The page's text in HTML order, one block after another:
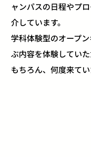
ャンパスの日程やプ
介しています。
学科体験型のオープ
ぶ内容を体験していた
もちろん、何度来て